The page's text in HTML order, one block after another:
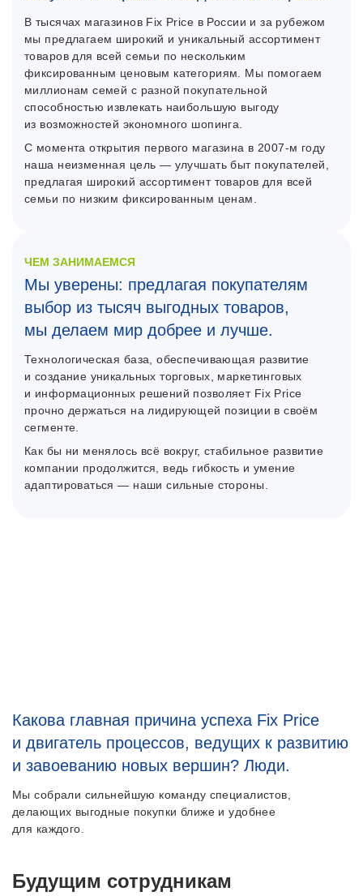
В тысячах магазинов Fix Price в России и за рубежом
мы предлагаем широкий и уникальный ассортимент
товаров для всей семьи по нескольким
фиксированным ценовым категориям. Мы помогаем
миллионам семей с разной покупательной
способностью извлекать наибольшую выгоду
из возможностей экономного шопинга.
C момента открытия первого магазина в 2007-м году
наша неизменная цель — улучшать быт покупателей,
предлагая широкий ассортимент товаров для всей
семьи по низким фиксированным ценам.
ЧЕМ ЗАНИМАЕМСЯ
Мы уверены: предлагая покупателям
выбор из тысяч выгодных товаров,
мы делаем мир добрее и лучше.
Технологическая база, обеспечивающая развитие
и создание уникальных торговых, маркетинговых
и информационных решений позволяет Fix Price
прочно держаться на лидирующей позиции в своём
сегменте.
Как бы ни менялось всё вокруг, стабильное развитие
компании продолжится, ведь гибкость и умение
адаптироваться — наши сильные стороны.
Какова главная причина успеха Fix Price
и двигатель процессов, ведущих к развитию
и завоеванию новых вершин? Люди.
Мы собрали сильнейшую команду специалистов,
делающих выгодные покупки ближе и удобнее
для каждого.
Будущим сотрудникам